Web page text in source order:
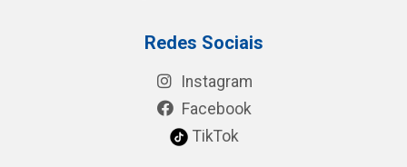
Redes Sociais
Instagram
Facebook
TikTok